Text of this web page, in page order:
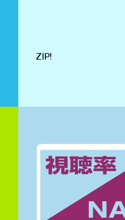
ZIP!